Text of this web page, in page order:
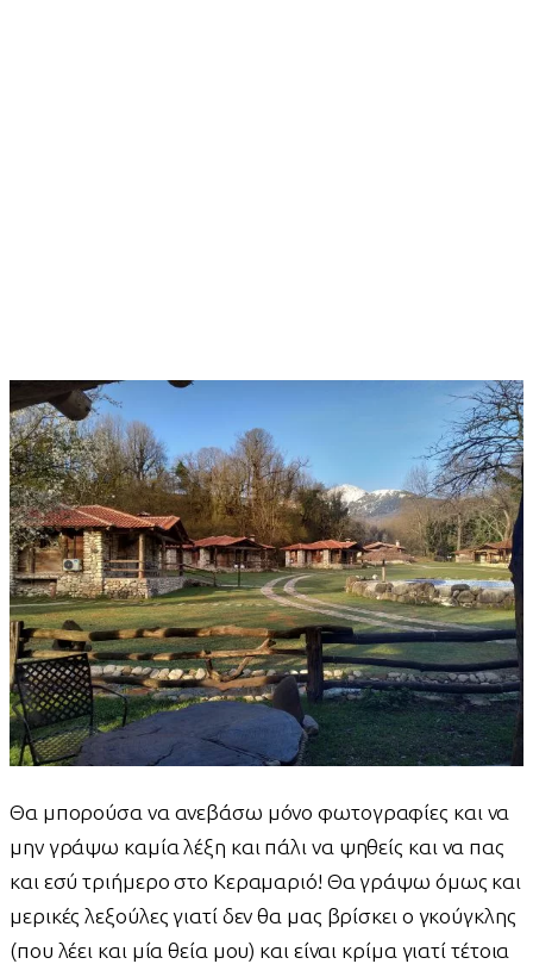
Θα μπορούσα να ανεβάσω μόνο φωτογραφίες και να
μην γράψω καμία λέξη και πάλι να ψηθείς και να πας
και εσύ τριήμερο στο Κεραμαριό! Θα γράψω όμως και
μερικές λεξούλες γιατί δεν θα μας βρίσκει ο γκούγκλης
(που λέει και μία θεία μου) και είναι κρίμα γιατί τέτοια